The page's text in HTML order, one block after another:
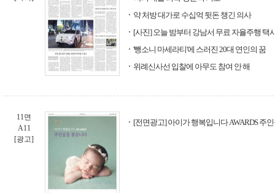
약 처방 대가로 수십억 뒷돈 챙긴 의사
[사진] 오늘 밤부터 강남서 무료 자율주행 택
'뺑소니 마세라티'에 스러진 20대 연인의 꿈
위례신사선 입찰에 아무도 참여 안 해
11면
A11
[광고]
[전면광고] 아이가 행복입니다 AWARDS 주